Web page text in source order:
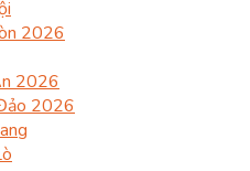
2026
2026
2026